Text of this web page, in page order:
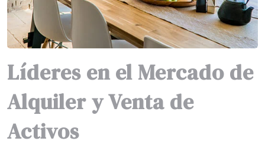
Líderes en el Mercado de
Alquiler y Venta de
Activos